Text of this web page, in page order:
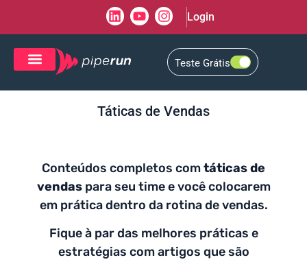
Login
Teste Grátis
Táticas de Vendas
Conteúdos completos comtáticas de
vendaspara seu time e você colocarem
em prática dentro da rotina de vendas.
Fique à par das melhores práticas e
estratégias com artigos que são